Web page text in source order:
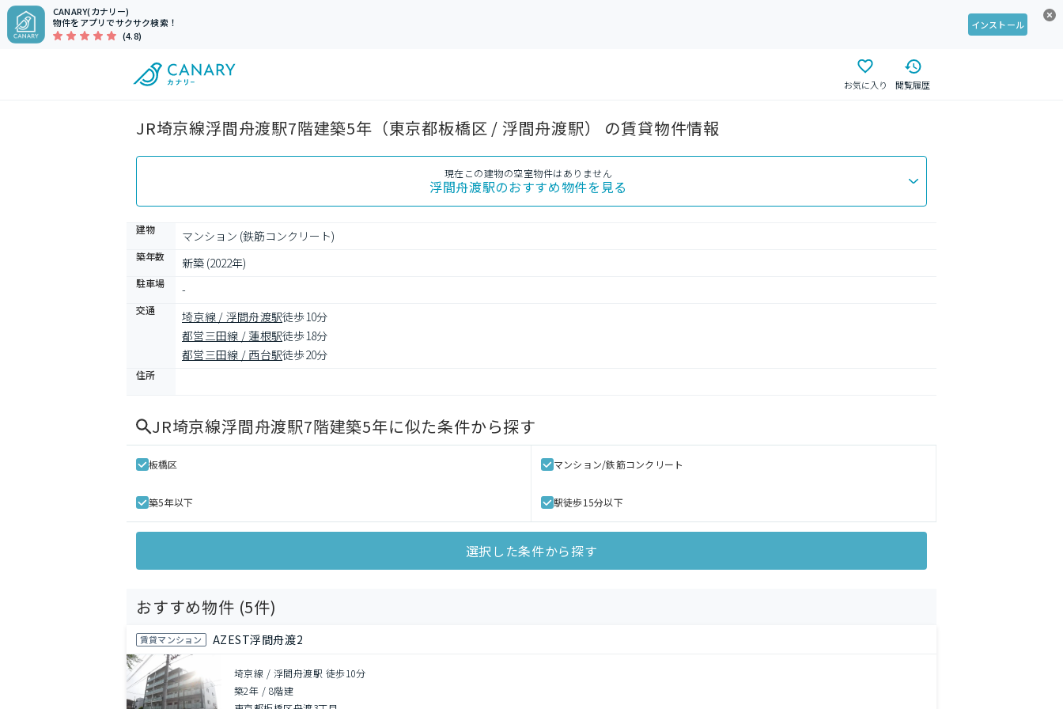
CANARY(カナリー)
物件をアプリでサクサク検索！
(4.8)
インストール
お気に入り 閲覧履歴
JR埼京線浮間舟渡駅7階建築5年（東京都板橋区 / 浮間舟渡駅） の賃貸物件情報
現在この建物の空室物件はありません
浮間舟渡駅のおすすめ物件を見る
建物 マンション (鉄筋コンクリート)
築年数 新築 (2022年)
駐車場 -
交通 埼京線 / 浮間舟渡駅徒歩10分
都営三田線 / 蓮根駅徒歩18分
都営三田線 / 西台駅徒歩20分
住所
JR埼京線浮間舟渡駅7階建築5年に似た条件から探す
板橋区 マンション/鉄筋コンクリート
築5年以下 駅徒歩15分以下
選択した条件から探す
おすすめ物件 (5件)
賃貸マンション AZEST浮間舟渡2
埼京線 / 浮間舟渡駅 徒歩10分
築2年 / 8階建